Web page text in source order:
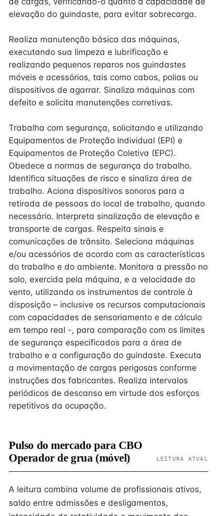
elevação do guindaste, para evitar sobrecarga.
Realiza manutenção básica das máquinas,
executando sua limpeza e lubrificação e
realizando pequenos reparos nos guindastes
móveis e acessórios, tais como cabos, polias ou
dispositivos de agarrar. Sinaliza máquinas com
defeito e solicita manutenções corretivas.
Trabalha com segurança, solicitando e utilizando
Equipamentos de Proteção Individual (EPI) e
Equipamentos de Proteção Coletiva (EPC).
Obedece a normas de segurança do trabalho.
Identifica situações de risco e sinaliza área de
trabalho. Aciona dispositivos sonoros para a
retirada de pessoas do local de trabalho, quando
necessário. Interpreta sinalização de elevação e
transporte de cargas. Respeita sinais e
comunicações de trânsito. Seleciona máquinas
e/ou acessórios de acordo com as características
do trabalho e do ambiente. Monitora a pressão no
solo, exercida pela máquina, e a velocidade do
vento, utilizando os instrumentos de controle à
disposição – inclusive os recursos computacionais
com capacidades de sensoriamento e de cálculo
em tempo real -, para comparação com os limites
de segurança especificados para a área de
trabalho e a configuração do guindaste. Executa
a movimentação de cargas perigosas conforme
instruções dos fabricantes. Realiza intervalos
periódicos de descanso em virtude dos esforços
repetitivos da ocupação.
Pulso do mercado para CBO
Operador de grua (móvel)
LEITURA ATUAL
A leitura combina volume de profissionais ativos,
saldo entre admissões e desligamentos,